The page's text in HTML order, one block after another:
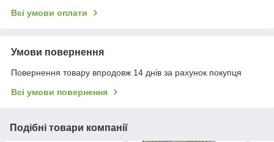
Всі умови оплати
Умови повернення
Повернення товару впродовж 14 днів за рахунок покупця
Всі умови повернення
Подібні товари компанії